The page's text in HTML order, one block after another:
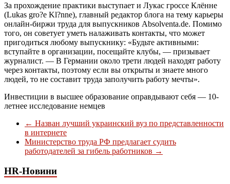
За прохождение практики выступает и Лукас гроссе Клённе
(Lukas gro?e Kl?nne), главный редактор блога на тему карьеры
онлайн-биржи труда для выпускников Absolventa.de. Помимо
того, он советует уметь налаживать контакты, что может
пригодиться любому выпускнику: «Будьте активными:
вступайте в организации, посещайте клубы, — призывает
журналист. — В Германии около трети людей находят работу
через контакты, поэтому если вы открыты и знаете много
людей, то не составит труда заполучить работу мечты».
Инвестиции в высшее образование оправдывают себя — 10-
летнее исследование немцев
← Назван лучший украинский вуз по представленности
в интернете
Министерство труда РФ предлагает судить
работодателей за гибель работников →
HR-Новини